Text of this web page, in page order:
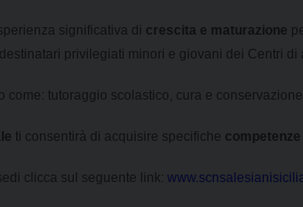
significativa di crescita e maturazione
destinatari privilegiati minori e giovani dei Centri di
come: tutoraggio scolastico, cura e
ti consentirà di acquisire specifiche
clicca sul seguente link: